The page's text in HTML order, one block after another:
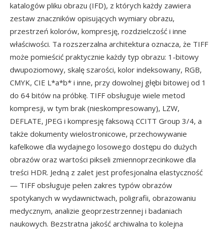
katalogów pliku obrazu (IFD), z których każdy zawiera
zestaw znaczników opisujących wymiary obrazu,
przestrzeń kolorów, kompresję, rozdzielczość i inne
właściwości. Ta rozszerzalna architektura oznacza, że TIFF
może pomieścić praktycznie każdy typ obrazu: 1-bitowy
dwupoziomowy, skalę szarości, kolor indeksowany, RGB,
CMYK, CIE L*a*b* i inne, przy dowolnej głębi bitowej od 1
do 64 bitów na próbkę. TIFF obsługuje wiele metod
kompresji, w tym brak (nieskompresowany), LZW,
DEFLATE, JPEG i kompresję faksową CCITT Group 3/4, a
także dokumenty wielostronicowe, przechowywanie
kafelkowe dla wydajnego losowego dostępu do dużych
obrazów oraz wartości pikseli zmiennoprzecinkowe dla
treści HDR. Jedną z zalet jest profesjonalna elastyczność
— TIFF obsługuje pełen zakres typów obrazów
spotykanych w wydawnictwach, poligrafii, obrazowaniu
medycznym, analizie geoprzestrzennej i badaniach
naukowych. Bezstratna jakość archiwalna to kolejna